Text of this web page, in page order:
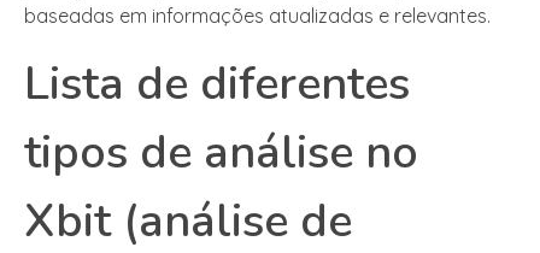
baseadas em informações atualizadas e relevantes.
Lista de diferentes
tipos de análise no
Xbit (análise de